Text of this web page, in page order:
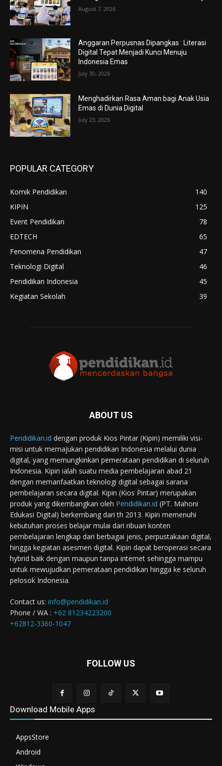
August 7, 2026
Anggaran Perpusnas Dipangkas : Literasi
Digital Tepat Menjadi Kunci Menuju
Indonesia Emas
July 30, 2026
Menghadirkan Rasa Aman bagi Anak Usia
Emas di Dunia Digital
July 23, 2026
POPULAR CATEGORY
Komik Pendidikan
140
KIPIN
125
Event Pendidikan
78
EDTECH
65
Fenomena Pendidikan
47
Teknologi Digital
46
Pendidikan Indonesia
45
Kegiatan Sekolah
39
ABOUT US
Pendidikan.id dengan produk Kios Pintar (Kipin) memiliki visi-
misi untuk memajukan pendidikan Indonesia melalui dunia
digital, yang memungkinkan pemerataan pendidikan di seluruh
Indonesia. Kipin ialah suatu media pembelajaran abad 21
dengan memanfaatkan teknologi digital sebagai sarana
pembelajaran secara digital. Kipin (Kios Pintar) merupakan
produk yang dikembangkan oleh Pendidikan.id (PT. Mahoni
Edukasi Digital) berkembang dari th 2013. Kipin memenuhi
kebutuhan proses belajar mulai dari ribuan konten
pembelajaran lengkap dari berbagai jenis, perpustakaan digital,
hingga kegiatan asesmen digital. Kipin dapat beroperasi secara
hybrid baik dengan maupun tanpa internet sehingga mampu
untuk mewujudkan pemerataan pendidikan hingga ke seluruh
pelosok Indonesia.
Contact us: info@pendidikan.id
Phone / WA : +62 81234223200
+62812-3360-1047
FOLLOW US
Download Mobile Apps
AppsStore
Android